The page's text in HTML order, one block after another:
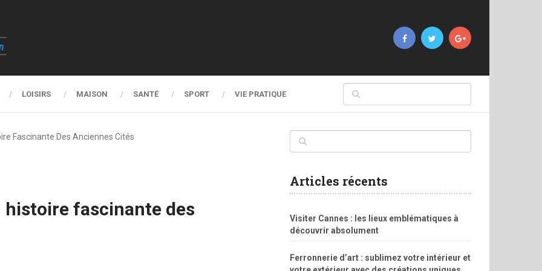
LOISIRS MAISON SANTÉ SPORT VIE PRATIQUE
Fascinante Des Anciennes Cités
histoire fascinante des
Articles récents
Visiter Cannes : les lieux emblématiques à
découvrir absolument
Ferronnerie d’art : sublimez votre intérieur et